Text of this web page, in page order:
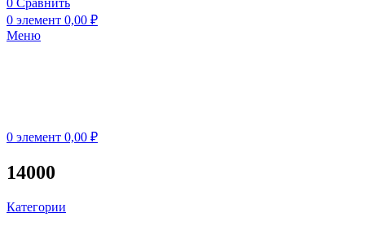
0 элемент 0,00 ₽
Меню
0 элемент 0,00 ₽
14000
Категории